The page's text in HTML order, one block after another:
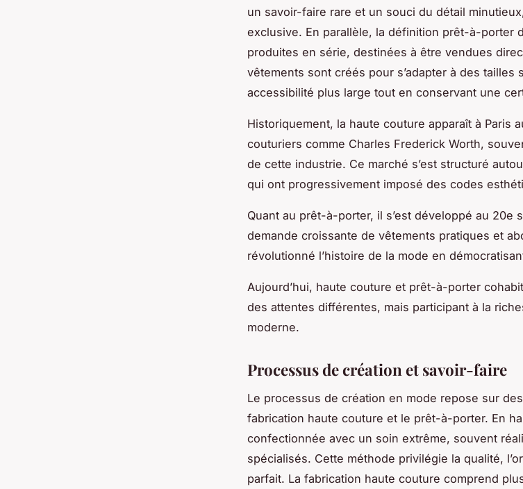
un savoir-faire rare et un souci du détail
exclusive. En parallèle, la définition prêt-à-porter
produites en série, destinées à être vendues
vêtements sont créés pour s’adapter à des tailles
accessibilité plus large tout en conservant une
Historiquement, la haute couture apparaît à Paris
couturiers comme Charles Frederick Worth,
de cette industrie. Ce marché s’est structuré
qui ont progressivement imposé des codes
Quant au prêt-à-porter, il s’est développé au 20e
demande croissante de vêtements pratiques et
révolutionné l’histoire de la mode en
Aujourd’hui, haute couture et prêt-à-porter
des attentes différentes, mais participant à la
moderne.
Processus de création et savoir-faire
Le processus de création en mode repose sur
fabrication haute couture et le prêt-à-porter. En
confectionnée avec un soin extrême, souvent
spécialisés. Cette méthode privilégie la qualité,
parfait. La fabrication haute couture comprend